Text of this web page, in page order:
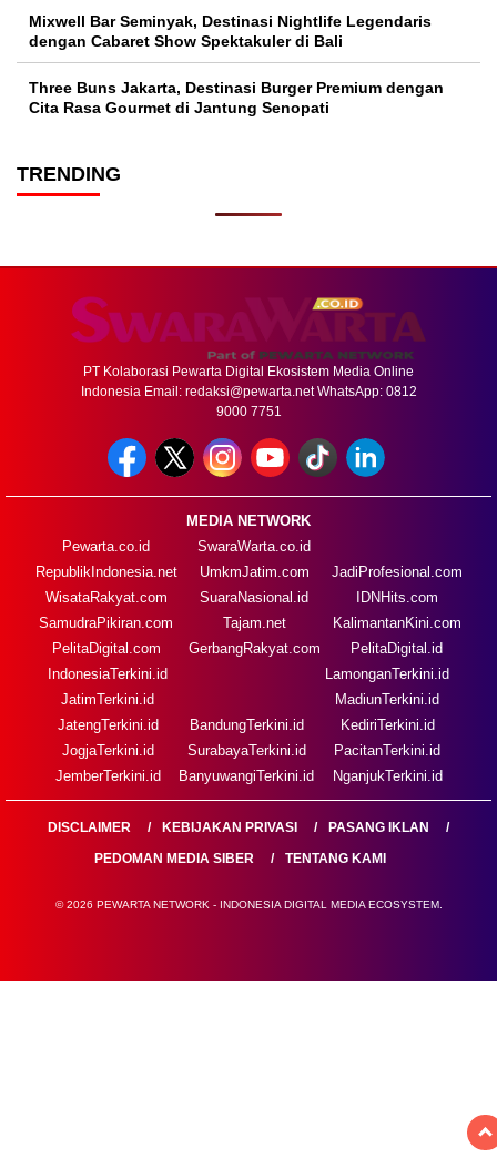
Mixwell Bar Seminyak, Destinasi Nightlife Legendaris
dengan Cabaret Show Spektakuler di Bali
Three Buns Jakarta, Destinasi Burger Premium dengan
Cita Rasa Gourmet di Jantung Senopati
TRENDING
PT Kolaborasi Pewarta Digital Ekosistem Media Online
Indonesia Email: redaksi@pewarta.netWhatsApp: 0812
9000 7751
MEDIA NETWORK
Pewarta.co.id
RepublikIndonesia.net
WisataRakyat.com
SamudraPikiran.com
PelitaDigital.com
SwaraWarta.co.id
UmkmJatim.com
SuaraNasional.id
Tajam.net
GerbangRakyat.com
JadiProfesional.com
IDNHits.com
KalimantanKini.com
PelitaDigital.id
IndonesiaTerkini.id
JatimTerkini.id
JatengTerkini.id
JogjaTerkini.id
JemberTerkini.id
BandungTerkini.id
SurabayaTerkini.id
BanyuwangiTerkini.id
LamonganTerkini.id
MadiunTerkini.id
KediriTerkini.id
PacitanTerkini.id
NganjukTerkini.id
DISCLAIMER KEBIJAKAN PRIVASI
PASANG IKLAN
PEDOMAN MEDIA SIBER
TENTANG KAMI
© 2026 PEWARTA NETWORK - INDONESIA DIGITAL MEDIA ECOSYSTEM.